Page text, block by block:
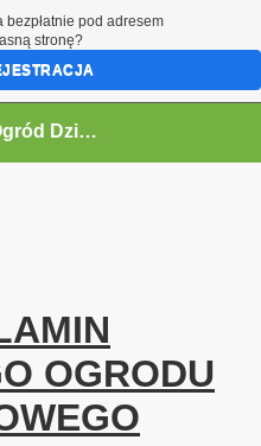
Najstarszy Ogród Działkowy w Polsce
OGRODU
bezpłatnie pod adresem
stronę?